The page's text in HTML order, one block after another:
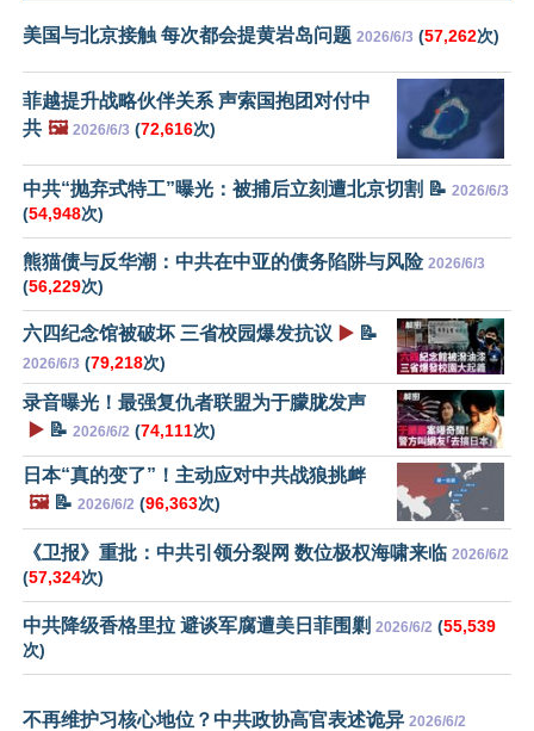
美国与北京接触 每次都会提黄岩岛问题 2026/6/3 (57,262次)
菲越提升战略伙伴关系 声索国抱团对付中
共 🖼️ 2026/6/3 (72,616次)
中共“抛弃式特工”曝光：被捕后立刻遭北京切割 📝 2026/6/3
(54,948次)
熊猫债与反华潮：中共在中亚的债务陷阱与风险 2026/6/3
(56,229次)
六四纪念馆被破坏 三省校园爆发抗议 ▶️ 📝
2026/6/3 (79,218次)
录音曝光！最强复仇者联盟为于朦胧发声
▶️ 📝 2026/6/2 (74,111次)
日本“真的变了”！主动应对中共战狼挑衅
🖼️📝 2026/6/2 (96,363次)
《卫报》重批：中共引领分裂网 数位极权海啸来临 2026/6/2
(57,324次)
中共降级香格里拉 避谈军腐遭美日菲围剿 2026/6/2 (55,539
次)
不再维护习核心地位？中共政协高官表述诡异 2026/6/2